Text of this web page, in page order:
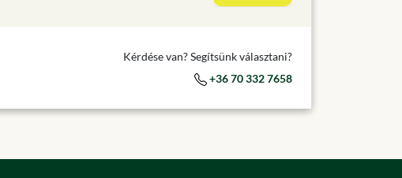
Kérdése van? Segítsünk választani?
+36 70 332 7658